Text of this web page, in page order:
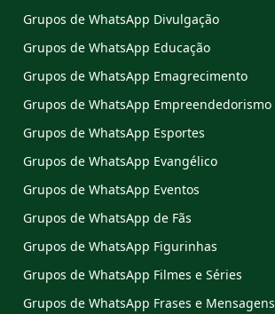
Grupos de WhatsApp Divulgação
Grupos de WhatsApp Educação
Grupos de WhatsApp Emagrecimento
Grupos de WhatsApp Empreendedorismo
Grupos de WhatsApp Esportes
Grupos de WhatsApp Evangélico
Grupos de WhatsApp Eventos
Grupos de WhatsApp de Fãs
Grupos de WhatsApp Figurinhas
Grupos de WhatsApp Filmes e Séries
Grupos de WhatsApp Frases e Mensagens